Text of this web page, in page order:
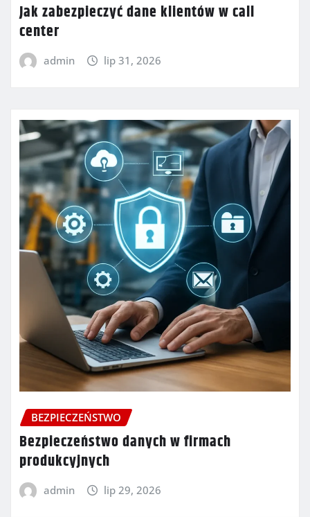
Jak zabezpieczyć dane klientów w call
center
admin lip 31, 2026
BEZPIECZEŃSTWO
Bezpieczeństwo danych w firmach
produkcyjnych
admin lip 29, 2026